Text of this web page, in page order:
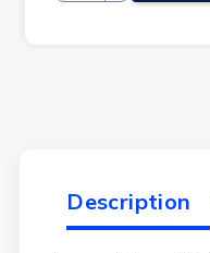
Description